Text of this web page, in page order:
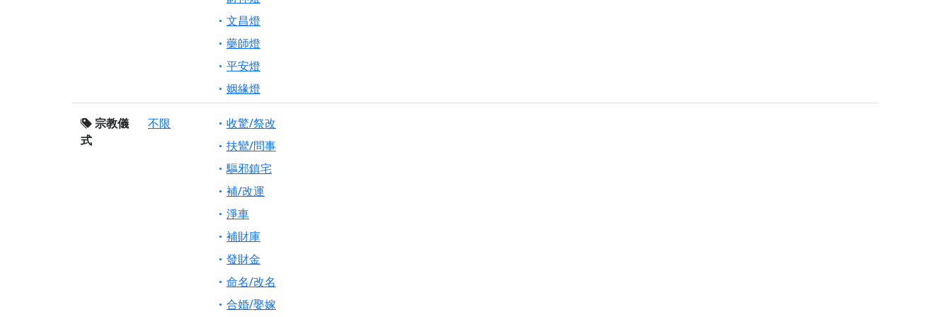
文昌燈
藥師燈
平安燈
姻緣燈
宗教儀
式
不限
收驚/祭改
扶鸞/問事
驅邪鎮宅
補/改運
淨車
補財庫
發財金
命名/改名
合婚/娶嫁